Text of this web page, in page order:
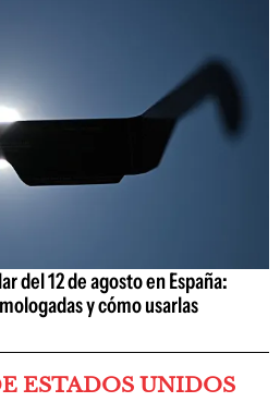
del 12 de agosto en España:
y cómo usarlas
ESTADOS UNIDOS